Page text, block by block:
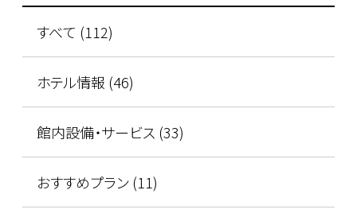
すべて (112)
ホテル情報 (46)
館内設備・サービス (33)
おすすめプラン (11)